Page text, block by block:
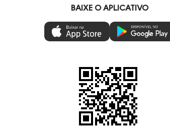
BAIXE O APLICATIVO